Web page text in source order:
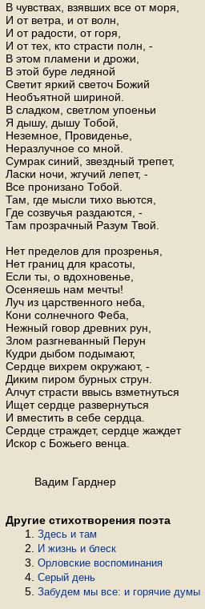
Рейтинг стихотворений
В чувствах, взявших все от моря,
И от ветра, и от волн,
И от радости, от горя,
И от тех, кто страсти полн, -
В этом пламени и дрожи,
В этой буре ледяной
Светит яркий светоч Божий
Необъятной шириной.
В сладком, светлом упоеньи
Я дышу, дышу Тобой,
Неземное, Провиденье,
Неразлучное со мной.
Сумрак синий, звездный трепет,
Ласки ночи, жгучий лепет, -
Все пронизано Тобой.
Там, где мысли тихо вьются,
Где созвучья раздаются, -
Там прозрачный Разум Твой.
Нет пределов для прозренья,
Нет границ для красоты,
Если ты, о вдохновенье,
Осеняешь нам мечты!
Луч из царственного неба,
Кони солнечного Феба,
Нежный говор древних рун,
Злом разгневанный Перун
Кудри дыбом подымают,
Сердце вихрем окружают, -
Диким пиром бурных струн.
Алчут страсти ввысь взметнуться
Ищет сердце развернуться
И вместить в себе сердца.
Сердце страждет, сердце жаждет
Искор с Божьего венца.
Вадим Гарднер
Другие стихотворения поэта
Здесь и там
И жизнь и блеск
Орловские воспоминания
Серый день
Забудем мы все: и горячие думы